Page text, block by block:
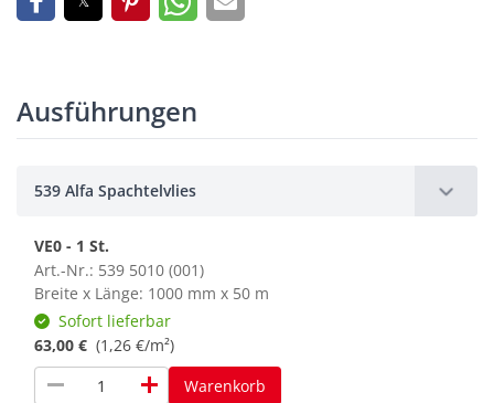
Ausführungen
539 Alfa Spachtelvlies
VE0 - 1 St.
Art.-Nr.: 539 5010 (001)
Breite x Länge: 1000 mm x 50 m
Sofort lieferbar
63,00 € (1,26 €/m²)
remove add Warenkorb